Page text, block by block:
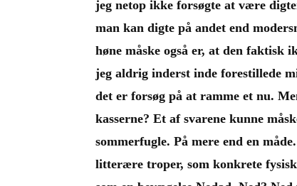
jeg netop ikke forsøgte at være
man kan digte på andet end
høne måske også er, at den
jeg aldrig inderst inde forestillede
det er forsøg på at ramme et nu.
kasserne? Et af svarene kunne
sommerfugle. På mere end en
litterære troper, som konkrete